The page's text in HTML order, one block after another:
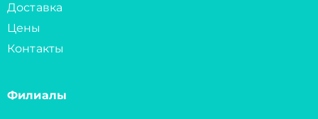
Доставка
Цены
Контакты
Филиалы